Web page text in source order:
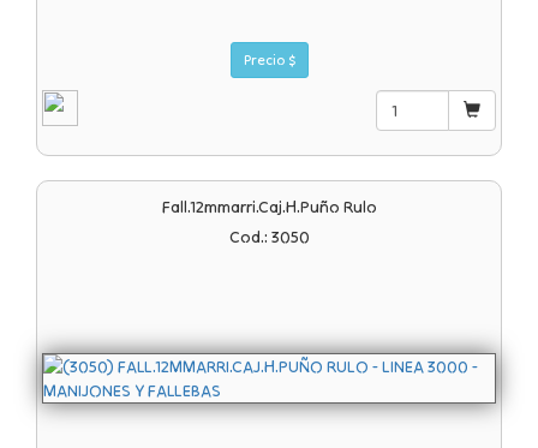
Precio $
Fall.12mmarri.caj.h.puño Rulo
Cod.: 3050